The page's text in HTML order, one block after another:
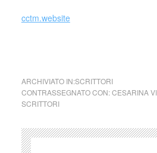
cctm.website
ARCHIVIATO IN:SCRITTORI
CONTRASSEGNATO CON:CESARINA
SCRITTORI